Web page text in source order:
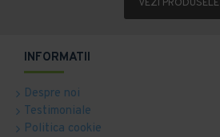
VEZI PRODUSELE
INFORMATII
Despre noi
Testimoniale
Politica cookie